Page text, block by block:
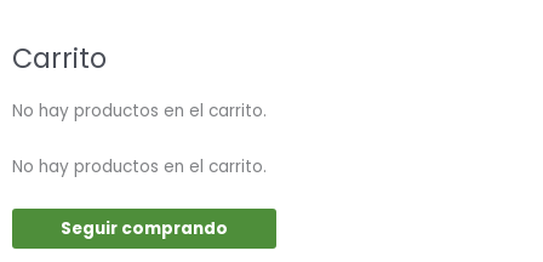
Carrito
No hay productos en el carrito.
No hay productos en el carrito.
Seguir comprando